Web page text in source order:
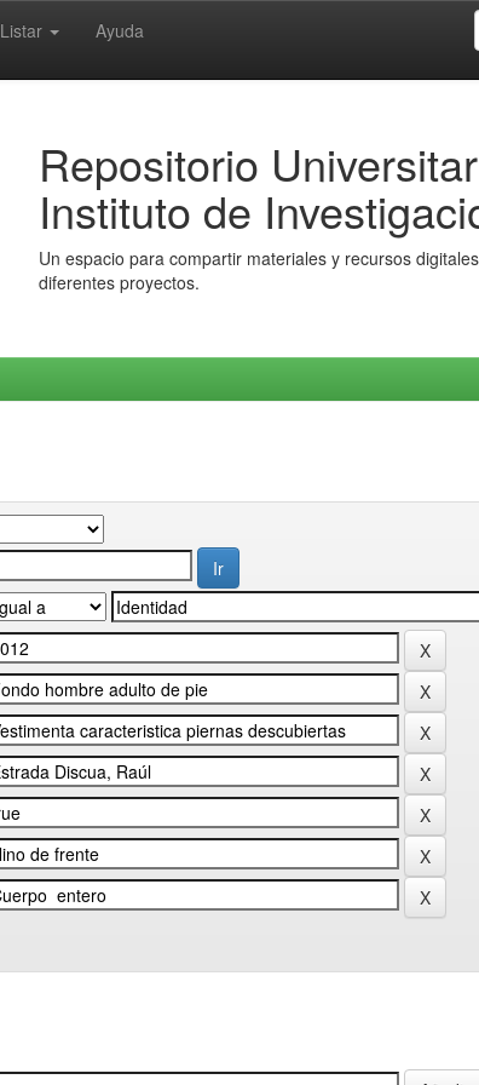
Listar Ayuda
Repositorio
Instituto de
Un espacio para compartir materiales y recursos
diferentes proyectos.